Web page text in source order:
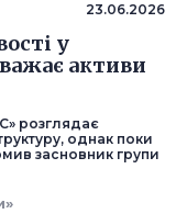
23.06.2026
у
активи
розглядає
однак поки
засновник групи